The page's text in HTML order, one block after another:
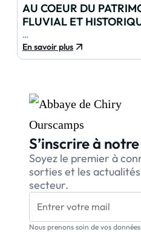
AU COEUR DU
FLUVIAL ET
…
En savoir plus
S’inscrire à
Soyez le premier à
sorties et les
secteur.
Nous prenons soin de vos